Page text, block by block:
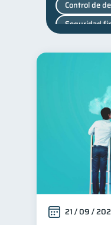
Control de
Seguridad
Entidad
Historial
Servicios 4
Finanzas
Educación
Finanzas
Finanzas
21 / 09 /